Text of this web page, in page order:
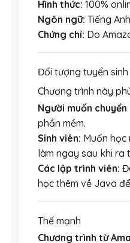
Hình thức: 100%
Ngôn ngữ: Tiếng Anh
Chứng chỉ: Do
Đối tượng tuyển sinh
Chương trình này
Người muốn chuyển
phần mềm.
Sinh viên: Muốn
làm ngay sau khi ra
Các lập trình viên:
học thêm về Java
Thế mạnh
Chương trình từ